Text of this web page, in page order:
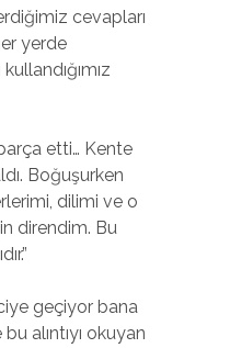
cevapları
yerde
etti… Kente
Boğuşurken
dilimi ve o
direndim. Bu
geçiyor bana
alıntıyı okuyan